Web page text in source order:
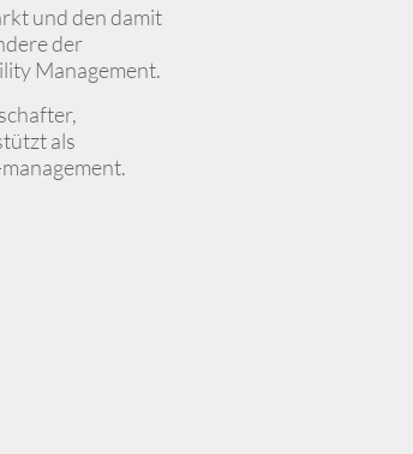
und den damit
der
Management.
als